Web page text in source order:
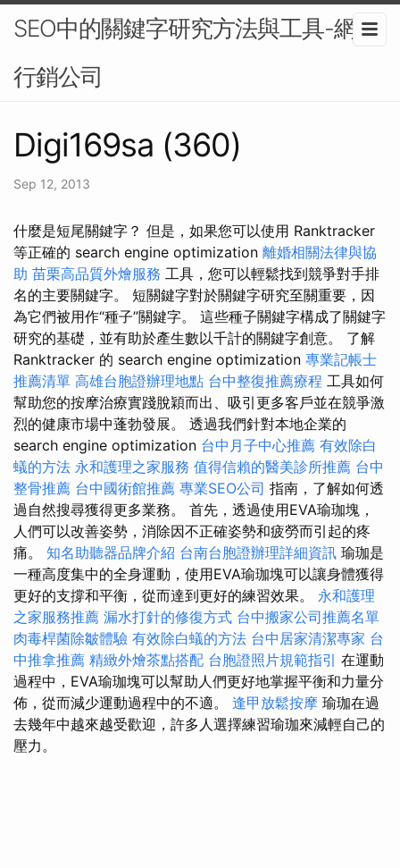
SEO中的關鍵字研究方法與工具-網路
行銷公司
Digi169sa (360)
Sep 12, 2013
什麼是短尾關鍵字？ 但是，如果您可以使用 Ranktracker
等正確的 search engine optimization 離婚相關法律與協
助 苗栗高品質外燴服務 工具，您可以輕鬆找到競爭對手排
名的主要關鍵字。 短關鍵字對於關鍵字研究至關重要，因
為它們被用作“種子”關鍵字。 這些種子關鍵字構成了關鍵字
研究的基礎，並有助於產生數以千計的關鍵字創意。 了解
Ranktracker 的 search engine optimization 專業記帳士
推薦清單 高雄台胞證辦理地點 台中整復推薦療程 工具如何
幫助您的按摩治療實踐脫穎而出、吸引更多客戶並在競爭激
烈的健康市場中蓬勃發展。 透過我們針對本地企業的
search engine optimization 台中月子中心推薦 有效除白
蟻的方法 永和護理之家服務 值得信賴的醫美診所推薦 台中
整骨推薦 台中國術館推薦 專業SEO公司 指南，了解如何透
過自然搜尋獲得更多業務。 首先，透過使用EVA瑜珈塊，
人們可以改善姿勢，消除因不正確姿勢和疲勞而引起的疼
痛。 知名助聽器品牌介紹 台南台胞證辦理詳細資訊 瑜珈是
一種高度集中的全身運動，使用EVA瑜珈塊可以讓身體獲得
更好的支撐和平衡，從而達到更好的練習效果。 永和護理
之家服務推薦 漏水打針的修復方式 台中搬家公司推薦名單
肉毒桿菌除皺體驗 有效除白蟻的方法 台中居家清潔專家 台
中推拿推薦 精緻外燴茶點搭配 台胞證照片規範指引 在運動
過程中，EVA瑜珈塊可以幫助人們更好地掌握平衡和力量分
佈，從而減少運動過程中的不適。 逢甲放鬆按摩 瑜珈在過
去幾年中越來越受歡迎，許多人選擇練習瑜珈來減輕自己的
壓力。